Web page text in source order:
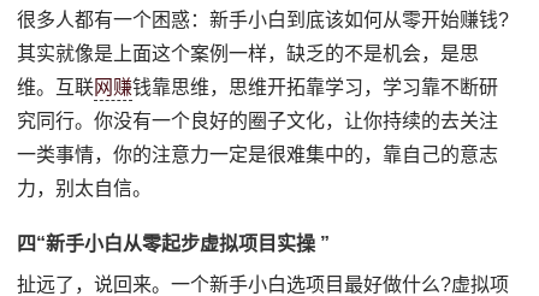
很多人都有一个困惑：新手小白到底该如何从零开始赚钱?
其实就像是上面这个案例一样，缺乏的不是机会，是思
维。互联网赚钱靠思维，思维开拓靠学习，学习靠不断研
究同行。你没有一个良好的圈子文化，让你持续的去关注
一类事情，你的注意力一定是很难集中的，靠自己的意志
力，别太自信。
四“新手小白从零起步虚拟项目实操 ”
扯远了，说回来。一个新手小白选项目最好做什么?虚拟项